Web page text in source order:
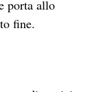
porta allo
fine.